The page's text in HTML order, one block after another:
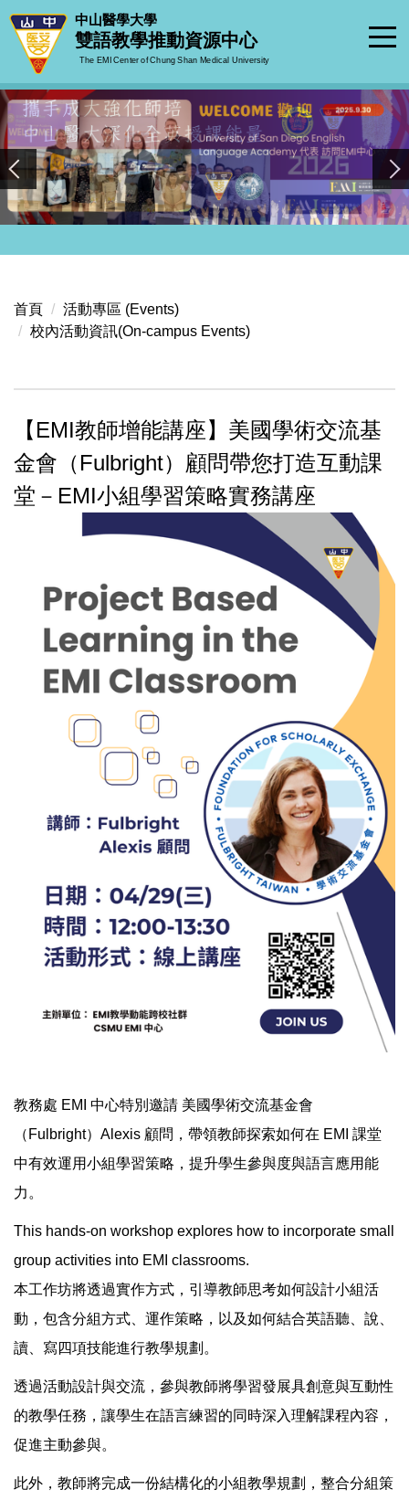
跳
到
要
內
容
區
中山醫學大學
雙語教學推動資源中心
The EMI Center of Chung Shan Medical University
首頁
活動專區 (Events)
校內活動資訊(On-campus Events)
【EMI教師增能講座】美國學術交流基
金會（Fulbright）顧問帶您打造互動課
堂－EMI小組學習策略實務講座
教務處 EMI 中心特別邀請 美國學術交流基金會
（Fulbright）Alexis 顧問，帶領教師探索如何在 EMI 課堂
中有效運用小組學習策略，提升學生參與度與語言應用能
力。
This hands-on workshop explores how to incorporate small
group activities into EMI classrooms.
本工作坊將透過實作方式，引導教師思考如何設計小組活
動，包含分組方式、運作策略，以及如何結合英語聽、說、
讀、寫四項技能進行教學規劃。
透過活動設計與交流，參與教師將學習發展具創意與互動性
的教學任務，讓學生在語言練習的同時深入理解課程內容，
促進主動參與。
此外，教師將完成一份結構化的小組教學規劃，整合分組策